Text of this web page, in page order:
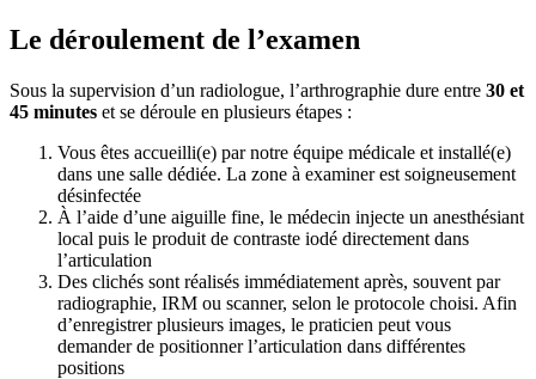
Le déroulement de l’examen
Sous la supervision d’un radiologue, l’arthrographie dure entre 30 et
45 minutes et se déroule en plusieurs étapes :
Vous êtes accueilli(e) par notre équipe médicale et installé(e)
dans une salle dédiée. La zone à examiner est soigneusement
désinfectée
À l’aide d’une aiguille fine, le médecin injecte un anesthésiant
local puis le produit de contraste iodé directement dans
l’articulation
Des clichés sont réalisés immédiatement après, souvent par
radiographie, IRM ou scanner, selon le protocole choisi. Afin
d’enregistrer plusieurs images, le praticien peut vous
demander de positionner l’articulation dans différentes
positions